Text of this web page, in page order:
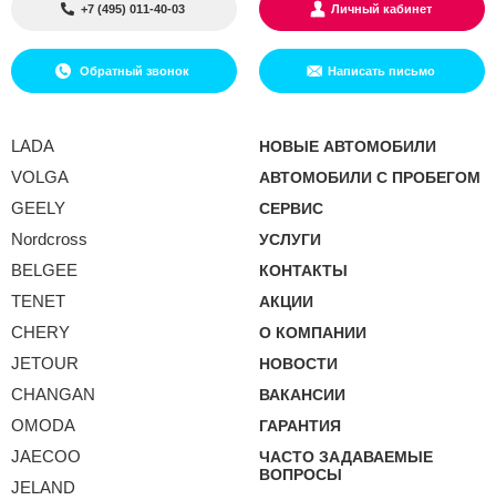
+7 (495) 011-40-03 Личный кабинет
Обратный звонок Написать письмо
LADA
VOLGA
GEELY
Nordcross
BELGEE
TENET
CHERY
JETOUR
CHANGAN
OMODA
JAECOO
JELAND
НОВЫЕ АВТОМОБИЛИ
АВТОМОБИЛИ С ПРОБЕГОМ
СЕРВИС
УСЛУГИ
КОНТАКТЫ
АКЦИИ
О КОМПАНИИ
НОВОСТИ
ВАКАНСИИ
ГАРАНТИЯ
ЧАСТО ЗАДАВАЕМЫЕ
ВОПРОСЫ